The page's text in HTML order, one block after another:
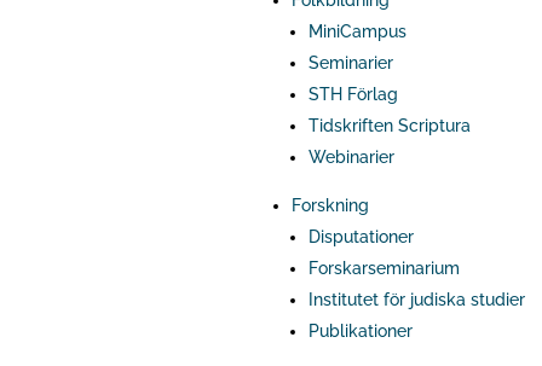
MiniCampus
Seminarier
STH Förlag
Tidskriften Scriptura
Webinarier
Forskning
Disputationer
Forskarseminarium
Institutet för judiska studier
Publikationer